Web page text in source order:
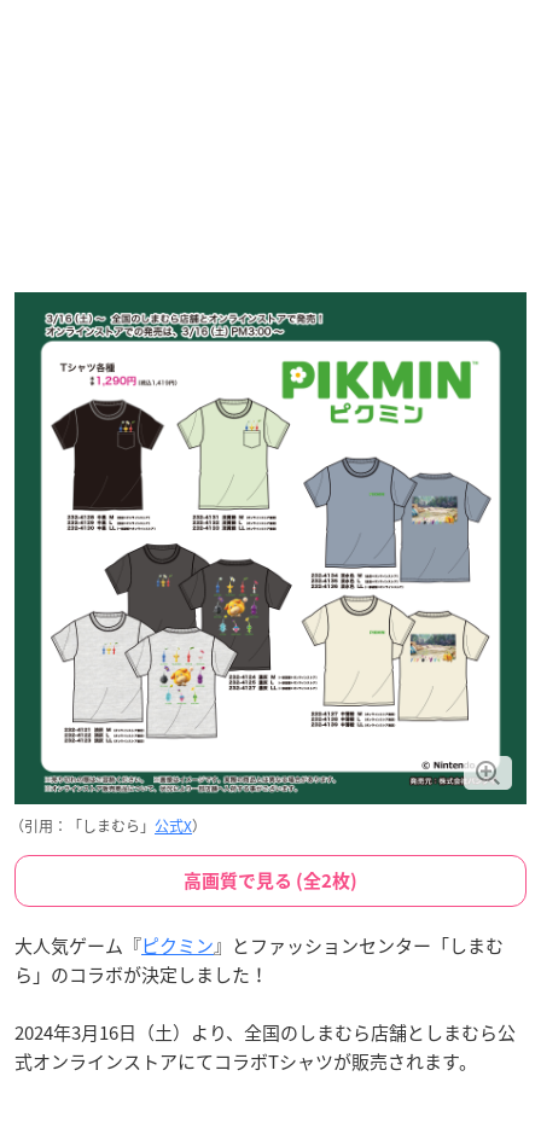
（引用：「しまむら」 公式X）
高画質で見る (全2枚)
大人気ゲーム『ピクミン』とファッションセンター「しまむ
ら」のコラボが決定しました！
2024年3月16日（土）より、全国のしまむら店舗としまむら公
式オンラインストアにてコラボTシャツが販売されます。